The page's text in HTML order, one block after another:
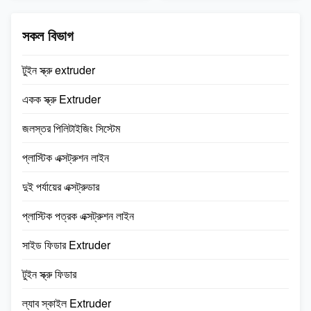
সকল বিভাগ
টুইন স্ক্রু extruder
একক স্ক্রু Extruder
জলস্তর পিলিটাইজিং সিস্টেম
প্লাস্টিক এক্সট্রুশন লাইন
দুই পর্যায়ের এক্সট্রুডার
প্লাস্টিক পত্রক এক্সট্রুশন লাইন
সাইড ফিডার Extruder
টুইন স্ক্রু ফিডার
ল্যাব স্কাইল Extruder